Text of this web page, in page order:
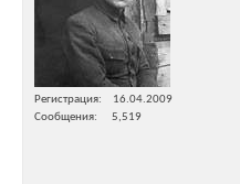
Регистрация
16.04.2009
Сообщения
5,519